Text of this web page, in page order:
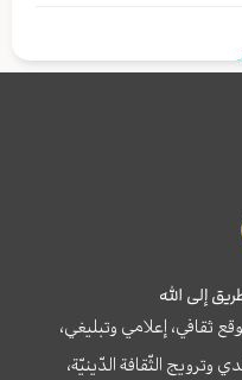
إلى الله
ثقافي، إعلامي وتبليغي،
الثّقافة الدّينيّة،